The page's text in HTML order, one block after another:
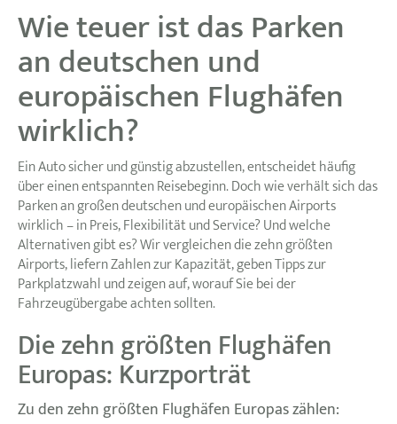
Wie teuer ist das Parken
an deutschen und
europäischen Flughäfen
wirklich?
Ein Auto sicher und günstig abzustellen, entscheidet häufig
über einen entspannten Reisebeginn. Doch wie verhält sich das
Parken an großen deutschen und europäischen Airports
wirklich – in Preis, Flexibilität und Service? Und welche
Alternativen gibt es? Wir vergleichen die zehn größten
Airports, liefern Zahlen zur Kapazität, geben Tipps zur
Parkplatzwahl und zeigen auf, worauf Sie bei der
Fahrzeugübergabe achten sollten.
Die zehn größten Flughäfen
Europas: Kurzporträt
Zu den zehn größten Flughäfen Europas zählen: